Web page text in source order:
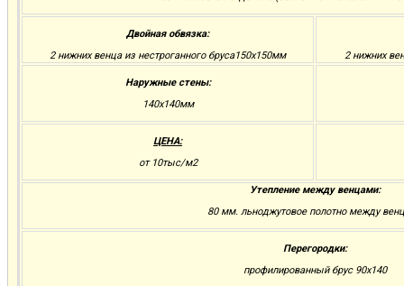
Двойная обвязка:
2 нижних венца из нестроганного бруса150х150мм
2 нижних
Наружные стены:
140х140мм
ЦЕНА:
от 10тыс/м2
Утепление между венцами:
80 мм. льноджутовое полотно между
Перегородки:
профилированный брус 90х140